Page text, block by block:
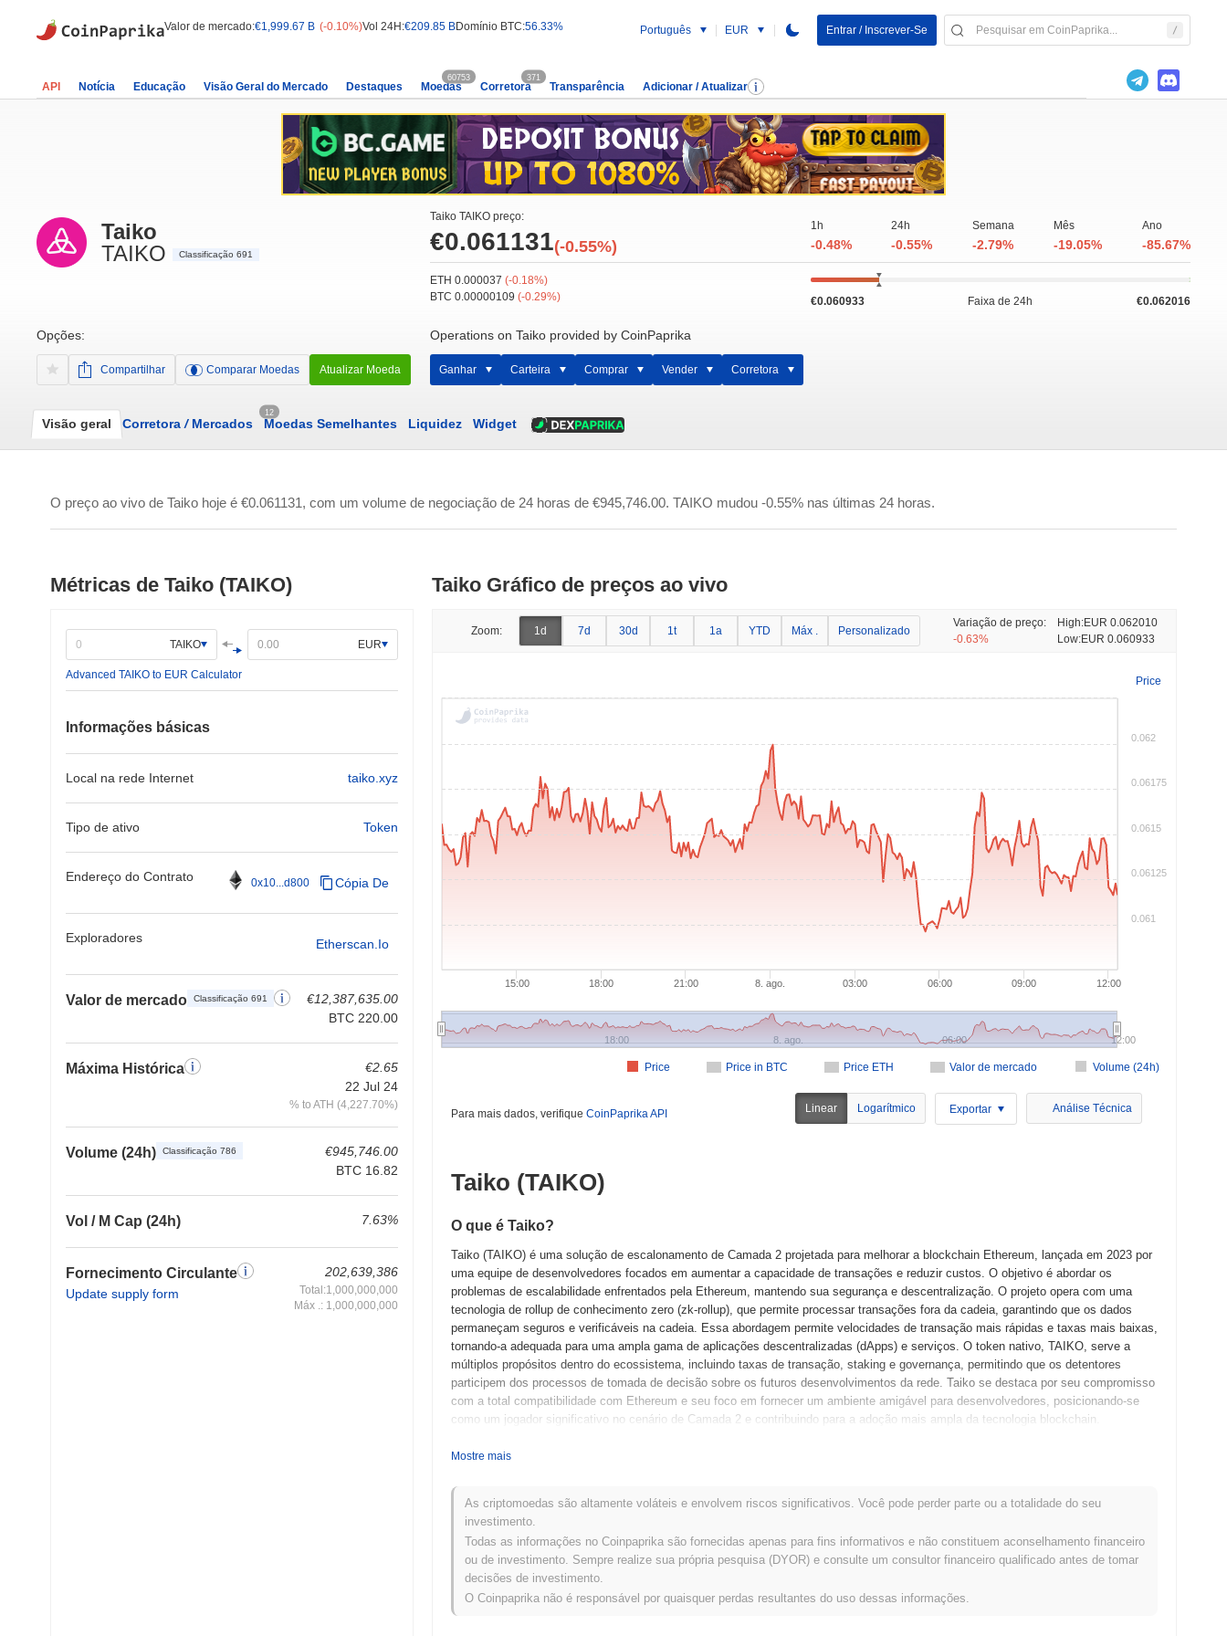
Valor de mercado:€1,999.67 B (-0.10%)Vol 24H:€209.85 BDomínio BTC:56.33% Português EUR Entrar / Inscrever-Se
API Notícia Educação Visão Geral do Mercado Destaques Moedas
60753
Corretora
371
Transparência Adicionar / Atualizar
Taiko
TAIKO
Classificação 691
Opções:
Compartilhar Comparar Moedas Atualizar Moeda
Taiko TAIKO preço:
€0.061131(-0.55%)
1h
-0.48%
24h
-0.55%
Semana
-2.79%
Mês
-19.05%
Ano
-85.67%
ETH 0.000037(-0.18%)
BTC 0.00000109(-0.29%) €0.060933 Faixa de 24h €0.062016
Operations on Taiko provided by CoinPaprika
Ganhar Carteira Comprar Vender Corretora
Visão geral Corretora /Mercados
12
Moedas Semelhantes Liquidez Widget
O preço ao vivo de Taiko hoje é €0.061131, com um volume de negociação de 24 horas de €945,746.00. TAIKO mudou -0.55% nas últimas 24 horas.
Métricas de Taiko (TAIKO)
TAIKO EUR
Advanced TAIKO to EUR Calculator
Informações básicas
Local na rede Internet taiko.xyz
Tipo de ativo Token
Endereço do Contrato 0x10...d800 Cópia De
Exploradores Etherscan.io
Valor de mercado Classificação 691
€12,387,635.00
BTC 220.00
Máxima Histórica
€2.65
22 Jul 24
% to ATH (4,227.70%)
Volume (24h) Classificação 786
€945,746.00
BTC 16.82
Vol / M Cap (24h) 7.63%
Fornecimento Circulante
Update supply form
202,639,386
Total:1,000,000,000
Máx .: 1,000,000,000
Taiko Gráfico de preços ao vivo
Zoom: 1d 7d 30d 1t 1a YTD Máx . Personalizado
Variação de preço:
-0.63%
High:EUR 0.062010
Low:EUR 0.060933
Price
Price in BTC Price ETH Valor de mercado Volume (24h)
Price
15:00 18:00 21:00 8. ago. 03:00 06:00 09:00 12:00
18:00 8. ago. 06:00 12:00
0.061
0.06125
0.0615
0.06175
0.062
Para mais dados, verifique CoinPaprika API Linear Logarítmico Exportar Análise Técnica
Taiko (TAIKO)
O que é Taiko?
Taiko (TAIKO) é uma solução de escalonamento de Camada 2 projetada para melhorar a blockchain Ethereum, lançada em 2023 por
uma equipe de desenvolvedores focados em aumentar a capacidade de transações e reduzir custos. O objetivo é abordar os
problemas de escalabilidade enfrentados pela Ethereum, mantendo sua segurança e descentralização. O projeto opera com uma
tecnologia de rollup de conhecimento zero (zk-rollup), que permite processar transações fora da cadeia, garantindo que os dados
permaneçam seguros e verificáveis na cadeia. Essa abordagem permite velocidades de transação mais rápidas e taxas mais baixas,
tornando-a adequada para uma ampla gama de aplicações descentralizadas (dApps) e serviços. O token nativo, TAIKO, serve a
múltiplos propósitos dentro do ecossistema, incluindo taxas de transação, staking e governança, permitindo que os detentores
participem dos processos de tomada de decisão sobre os futuros desenvolvimentos da rede. Taiko se destaca por seu compromisso
com a total compatibilidade com Ethereum e seu foco em fornecer um ambiente amigável para desenvolvedores, posicionando-se
como um jogador significativo no cenário de Camada 2 e contribuindo para a adoção mais ampla da tecnologia blockchain.
Quando e como o Taiko começou?
solução descentralizada e escalável de Camada 2 para Ethereum. O projeto visava aprimorar as capacidades da Ethereum,
mantendo sua segurança e descentralização. A disponibilidade pública inicial começou com o lançamento da testnet do Taiko em
março de 2022, permitindo que desenvolvedores e usuários experimentassem os recursos e funcionalidades da plataforma. Este foi
um passo crucial para refinar a tecnologia e coletar feedback da comunidade. Após a fase da testnet, Taiko lançou sua mainnet em
setembro de 2023, marcando um marco significativo em seu desenvolvimento. A distribuição inicial do token foi realizada por meio
estabeleceram o ecossistema do Taiko e prepararam o terreno para seu desenvolvimento e adoção contínuos no espaço blockchain.
Mostre mais
As criptomoedas são altamente voláteis e envolvem riscos significativos. Você pode perder parte ou a totalidade do seu
investimento.
Todas as informações no Coinpaprika são fornecidas apenas para fins informativos e não constituem aconselhamento financeiro
ou de investimento. Sempre realize sua própria pesquisa (DYOR) e consulte um consultor financeiro qualificado antes de tomar
decisões de investimento.
O Coinpaprika não é responsável por quaisquer perdas resultantes do uso dessas informações.